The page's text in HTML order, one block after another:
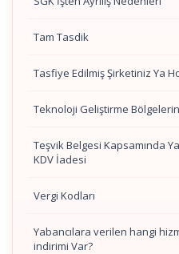
Tam Tasdik
Tasfiye Edilmiş Şirketiniz Ya
Teknoloji Geliştirme
Teşvik Belgesi Kapsamında
KDV İadesi
Vergi Kodları
Yabancılara verilen hangi
indirimi Var?